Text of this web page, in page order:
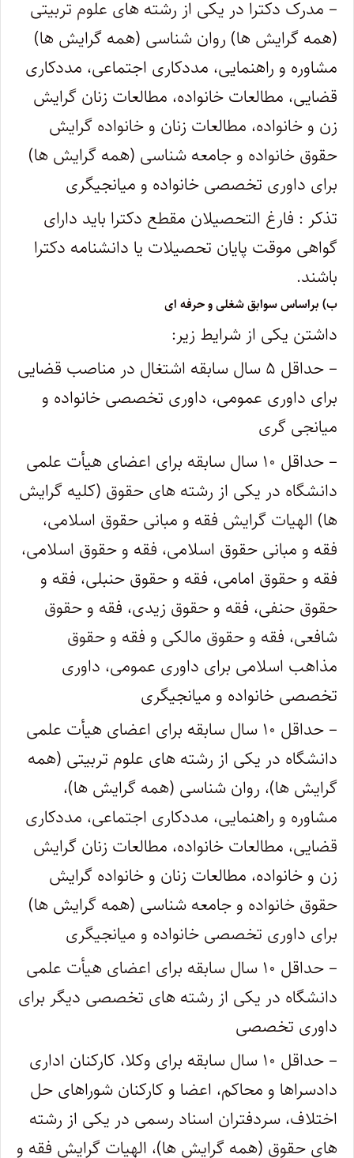
– مدرک دکترا در یکی از رشته های علوم تربیتی
(همه گرایش ها) روان شناسی (همه گرایش ها)
مشاوره و راهنمایی، مددکاری اجتماعی، مددکاری
قضایی، مطالعات خانواده، مطالعات زنان گرایش
زن و خانواده، مطالعات زنان و خانواده گرایش
حقوق خانواده و جامعه شناسی (همه گرایش ها)
برای داوری تخصصی خانواده و میانجیگری
تذکر : فارغ التحصیلان مقطع دکترا باید دارای
گواهی موقت پایان تحصیلات یا دانشنامه دکترا
باشند.
ب) براساس سوابق شغلی و حرفه ای
داشتن یکی از شرایط زیر:
– حداقل ۵ سال سابقه اشتغال در مناصب قضایی
برای داوری عمومی، داوری تخصصی خانواده و
میانجی گری
– حداقل ۱۰ سال سابقه برای اعضای هیأت علمی
دانشگاه در یکی از رشته های حقوق (کلیه گرایش
ها) الهیات گرایش فقه و مبانی حقوق اسلامی،
فقه و مبانی حقوق اسلامی، فقه و حقوق اسلامی،
فقه و حقوق امامی، فقه و حقوق حنبلی، فقه و
حقوق حنفی، فقه و حقوق زیدی، فقه و حقوق
شافعی، فقه و حقوق مالکی و فقه و حقوق
مذاهب اسلامی برای داوری عمومی، داوری
تخصصی خانواده و میانجیگری
– حداقل ۱۰ سال سابقه برای اعضای هیأت علمی
دانشگاه در یکی از رشته های علوم تربیتی (همه
گرایش ها)، روان شناسی (همه گرایش ها)،
مشاوره و راهنمایی، مددکاری اجتماعی، مددکاری
قضایی، مطالعات خانواده، مطالعات زنان گرایش
زن و خانواده، مطالعات زنان و خانواده گرایش
حقوق خانواده و جامعه شناسی (همه گرایش ها)
برای داوری تخصصی خانواده و میانجیگری
– حداقل ۱۰ سال سابقه برای اعضای هیأت علمی
دانشگاه در یکی از رشته های تخصصی دیگر برای
داوری تخصصی
– حداقل ۱۰ سال سابقه برای وکلا، کارکنان اداری
دادسراها و محاکم، اعضا و کارکنان شوراهای حل
اختلاف، سردفتران اسناد رسمی در یکی از رشته
های حقوق (همه گرایش ها)، الهیات گرایش فقه و